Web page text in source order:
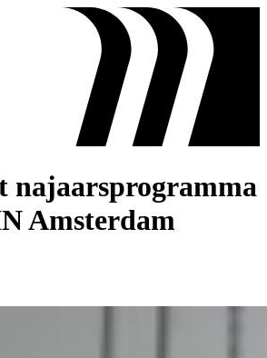
najaarsprogramma
Amsterdam